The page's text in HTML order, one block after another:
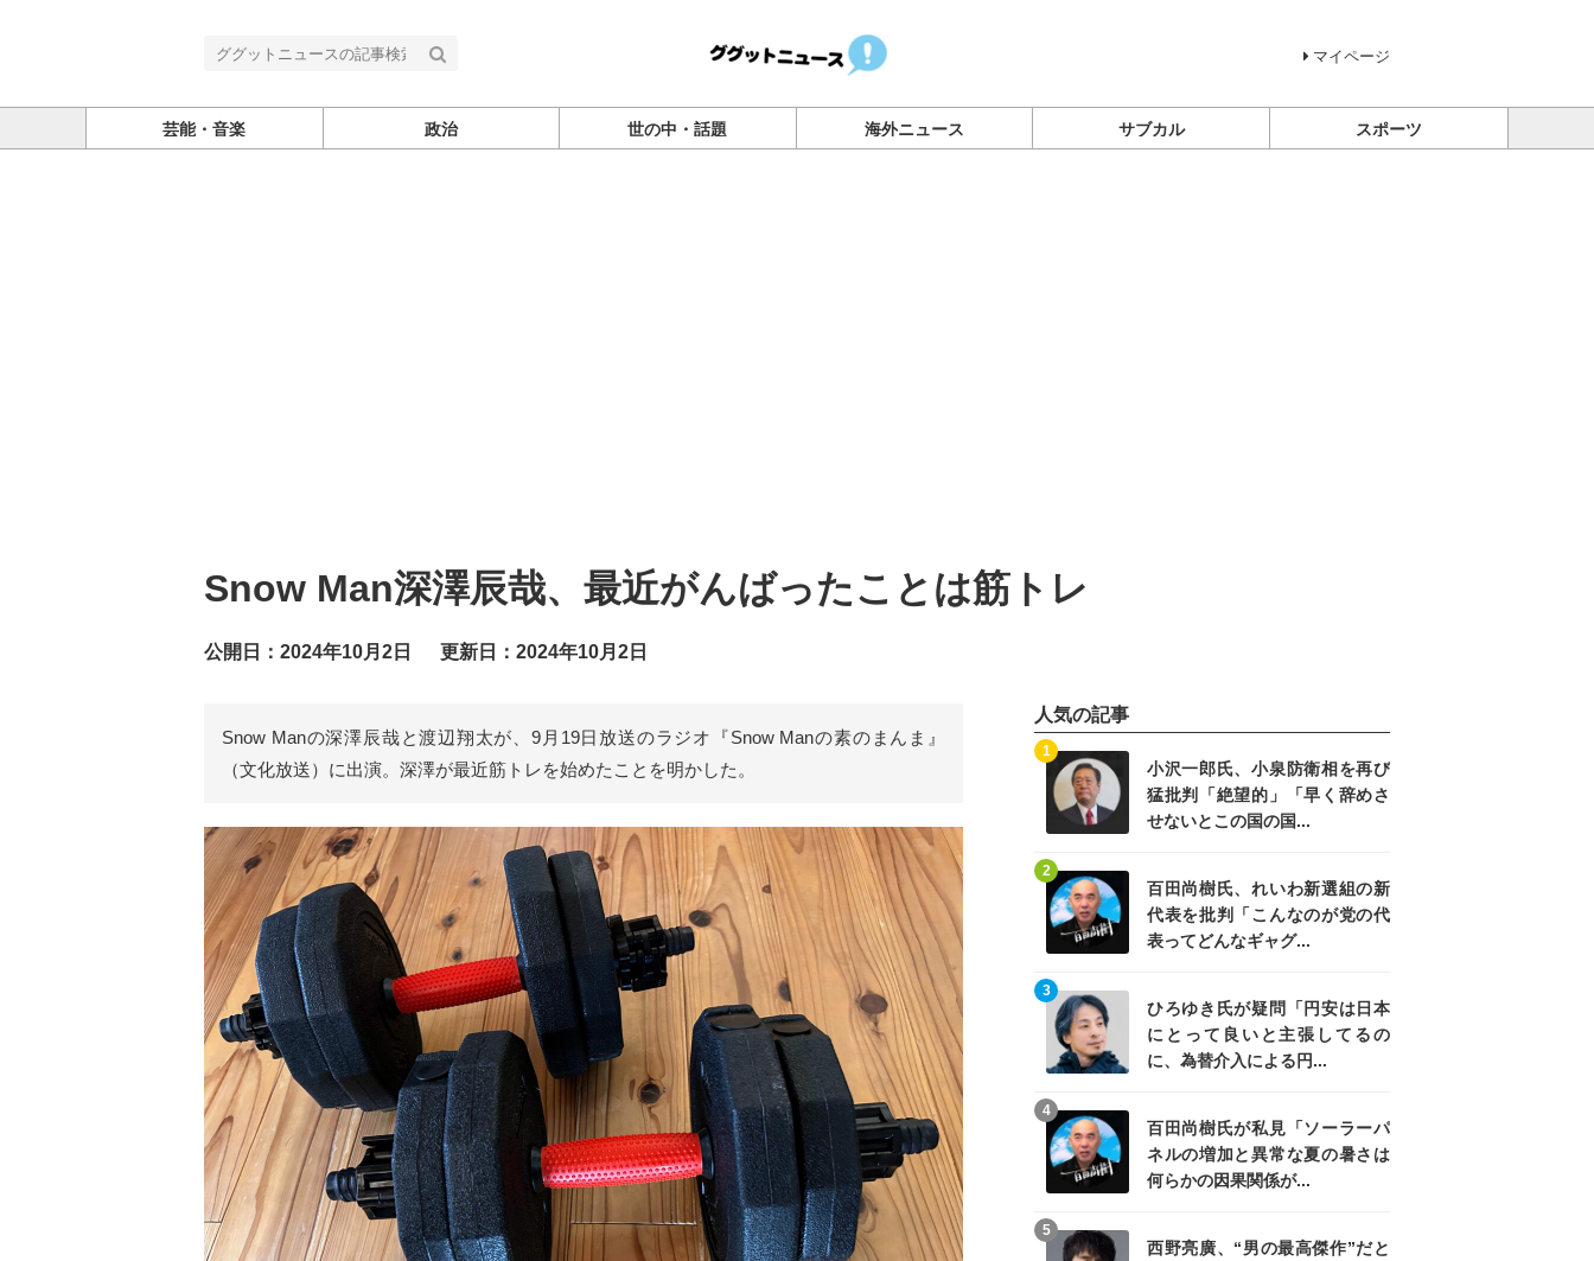
マイページ
芸能・音楽 政治 世の中・話題 海外ニュース サブカル スポーツ
Snow Man深澤辰哉、最近がんばったことは筋トレ
公開日：2024年10月2日 更新日：2024年10月2日
Snow Manの深澤辰哉と渡辺翔太が、9月19日放送のラジオ『Snow Manの素のまんま』
（文化放送）に出演。深澤が最近筋トレを始めたことを明かした。
人気の記事
小沢一郎氏、小泉防衛相を再び
猛批判「絶望的」「早く辞めさ
せないとこの国の国...
1
百田尚樹氏、れいわ新選組の新
代表を批判「こんなのが党の代
表ってどんなギャグ...
2
記事を読む
ひろゆき氏が疑問「円安は日本
にとって良いと主張してるの
に、為替介入による円...
3
記事を読む
百田尚樹氏が私見「ソーラーパ
ネルの増加と異常な夏の暑さは
何らかの因果関係が...
4
記事を読む
西野亮廣、“男の最高傑作”だと
5
記事を読む